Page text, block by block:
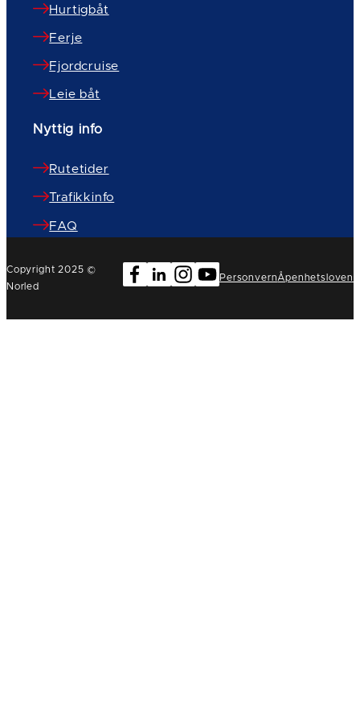
Hurtigbåt
Ferje
Fjordcruise
Leie båt
Nyttig info
Rutetider
Trafikkinfo
FAQ
Copyright 2025 ©
Norled
PersonvernÅpenhetsloven